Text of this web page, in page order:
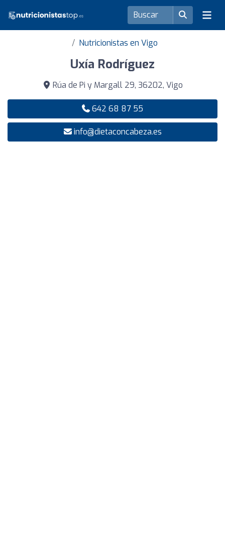
Nutricionistas en Vigo
Uxía Rodríguez
Rúa de Pi y Margall 29, 36202, Vigo
642 68 87 55
info@dietaconcabeza.es